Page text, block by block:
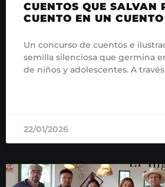
CUENTOS QUE SALVAN
CUENTO EN UN CUENTO
Un concurso de cuentos e
semilla silenciosa que germina
de niños y adolescentes. A
22/01/2026